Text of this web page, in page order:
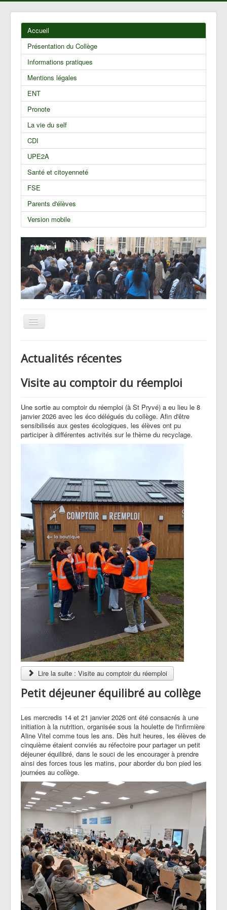
Accueil
Présentation du Collège
Informations pratiques
Mentions légales
ENT
Pronote
La vie du self
CDI
UPE2A
Santé et citoyenneté
FSE
Parents d'élèves
Version mobile
Basculer
la
CHAM
Le Pôle basket
Blog des Hellenautes
Actualités récentes
Visite au comptoir du réemploi
Une sortie au comptoir du réemploi (à St Pryvé) a eu lieu le 8
janvier 2026 avec les éco délégués du collège. Afin d'être
sensibilisés aux gestes écologiques, les élèves ont pu
participer à différentes activités sur le thème du recyclage.
Lire la suite : Visite au comptoir du réemploi
Petit déjeuner équilibré au collège
Les mercredis 14 et 21 janvier 2026 ont été consacrés à une
initiation à la nutrition, organisée sous la houlette de l'infirmière
Aline Vitel comme tous les ans. Dès huit heures, les élèves de
cinquième étaient conviés au réfectoire pour partager un petit
déjeuner équilibré, dans le souci de les encourager à prendre
ainsi des forces tous les matins, pour aborder du bon pied les
journées au collège.